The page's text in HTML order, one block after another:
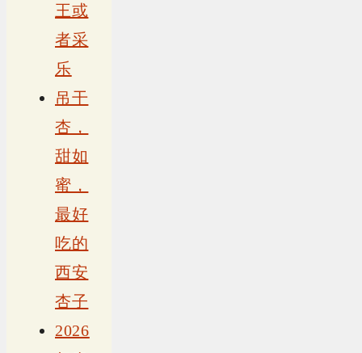
王或
者采
乐
吊干
杏，
甜如
蜜，
最好
吃的
西安
杏子
2026